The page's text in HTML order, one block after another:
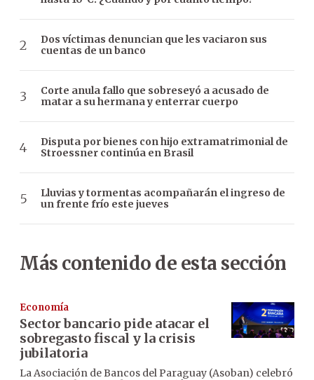
Dos víctimas denuncian que les vaciaron sus
cuentas de un banco
Corte anula fallo que sobreseyó a acusado de
matar a su hermana y enterrar cuerpo
Disputa por bienes con hijo extramatrimonial de
Stroessner continúa en Brasil
Lluvias y tormentas acompañarán el ingreso de
un frente frío este jueves
Más contenido de esta sección
Economía
Sector bancario pide atacar el
sobregasto fiscal y la crisis
jubilatoria
La Asociación de Bancos del Paraguay (Asoban) celebró